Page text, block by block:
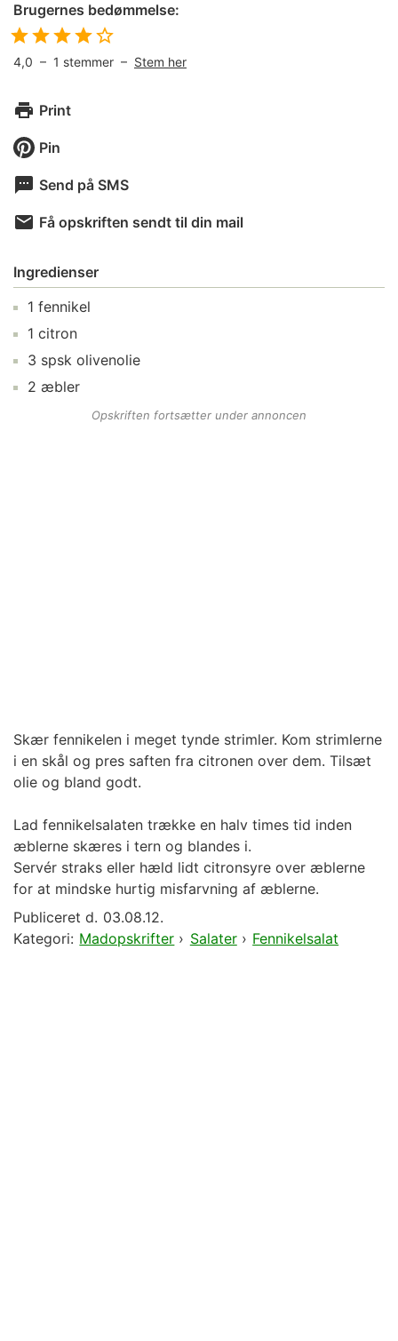
Brugernes bedømmelse:
4,0 – 1 stemmer – Stem her
Print
Pin
Send på SMS
Få opskriften sendt til din mail
Ingredienser
1 fennikel
1 citron
3 spsk olivenolie
2 æbler
Opskriften fortsætter under annoncen
Skær fennikelen i meget tynde strimler. Kom strimlerne
i en skål og pres saften fra citronen over dem. Tilsæt
olie og bland godt.
Lad fennikelsalaten trække en halv times tid inden
æblerne skæres i tern og blandes i.
Servér straks eller hæld lidt citronsyre over æblerne
for at mindske hurtig misfarvning af æblerne.
Publiceret d. 03.08.12.
Kategori: Madopskrifter › Salater› Fennikelsalat